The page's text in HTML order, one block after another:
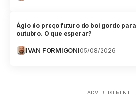
Ágio do preço futuro do boi gordo para
outubro. O que esperar?
IVAN FORMIGONI05/08/2026
- ADVERTISEMENT -